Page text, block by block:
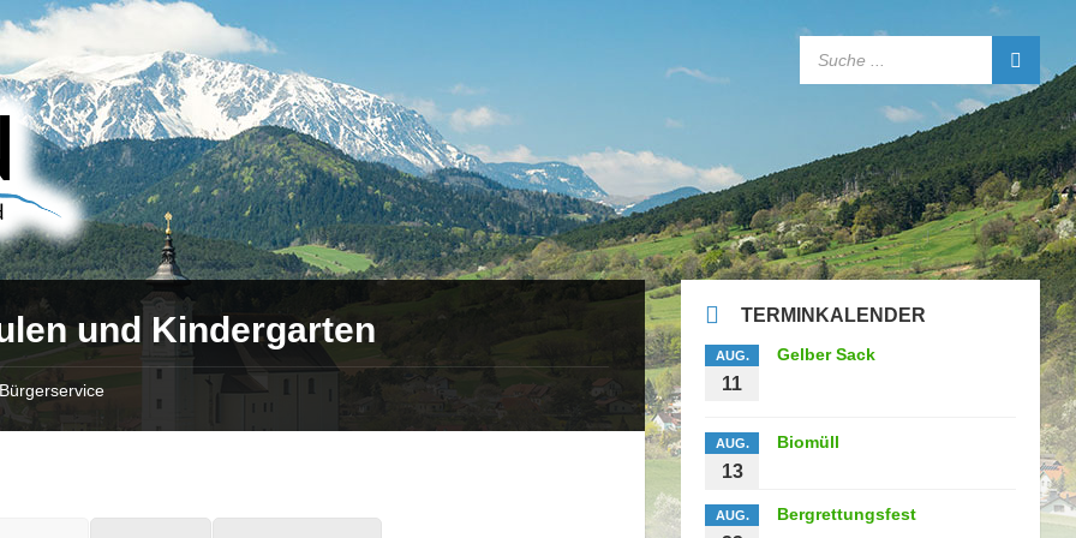
und Kindergarten
Bürgerservice
TERMINKALENDER
AUG.
11
Gelber Sack
AUG.
13
Biomüll
AUG. Bergrettungsfest